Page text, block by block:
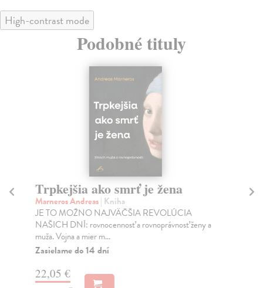
High-contrast mode
Podobné tituly
Trpkejšia ako smrť je žena
Marneros Andreas| Kniha
JE TO MOŽNO NAJVÄČŠIA REVOLÚCIA
NAŠICH DNÍ: rovnocennosť a rovnoprávnosť ženy a
muža. Vojna a mier m...
Zasielame do 14 dní
22,05 €